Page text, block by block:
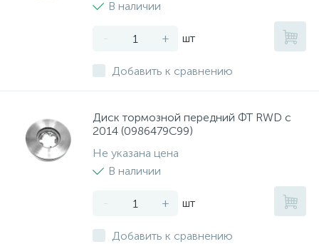
В наличии
- + шт
Добавить к сравнению
Диск тормозной передний ФТ RWD с
2014 (0986479C99)
Не указана цена
В наличии
- + шт
Добавить к сравнению
ТОРМОЗНЫЕ ДИСКИ